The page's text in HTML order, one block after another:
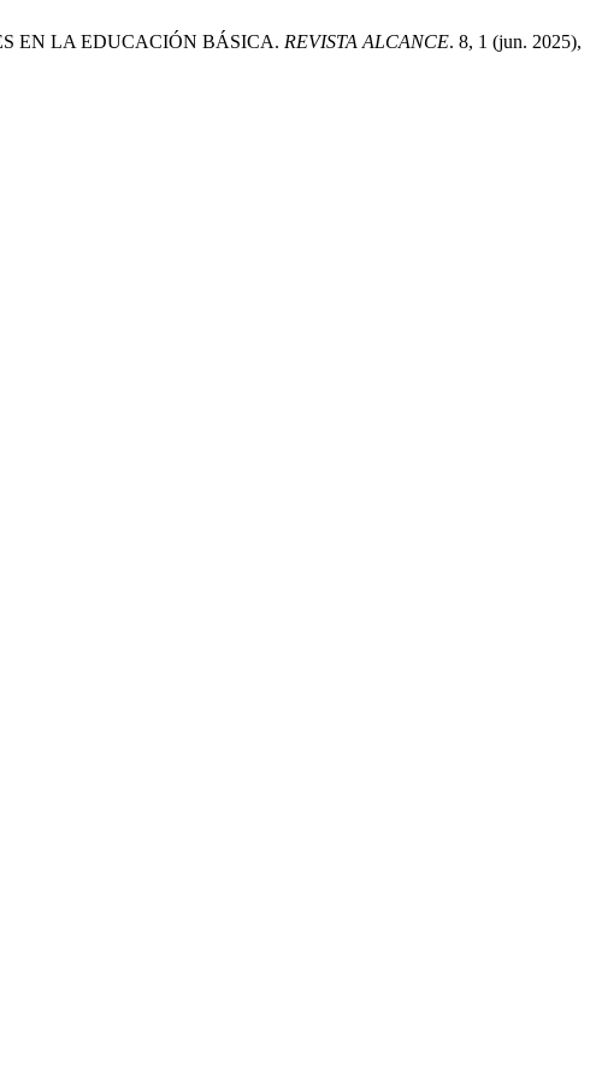
EN LA EDUCACIÓN BÁSICA. REVISTA ALCANCE. 8, 1 (jun. 2025),